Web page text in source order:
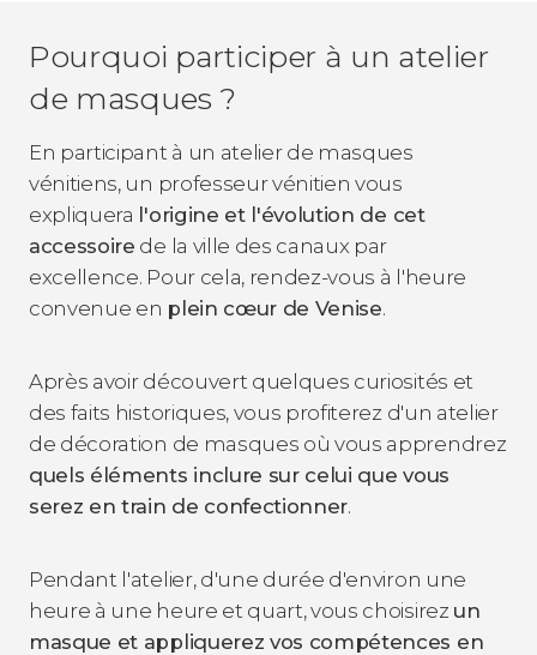
Pourquoi participer à un atelier
de masques ?
En participant à un atelier de masques
vénitiens, un professeur vénitien vous
expliquera l'origine et l'évolution de cet
accessoire de la ville des canaux par
excellence. Pour cela, rendez-vous à l'heure
convenue en plein cœur de Venise.
Après avoir découvert quelques curiosités et
des faits historiques, vous profiterez d'un atelier
de décoration de masques où vous apprendrez
quels éléments inclure sur celui que vous
serez en train de confectionner.
Pendant l'atelier, d'une durée d'environ une
heure à une heure et quart, vous choisirez un
masque et appliquerez vos compétences en